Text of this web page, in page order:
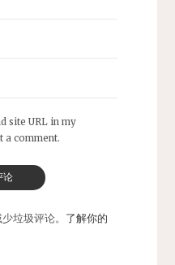
site URL in my
a comment.
垃圾评论。 了解你的